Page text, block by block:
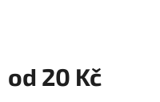
od 20 Kč